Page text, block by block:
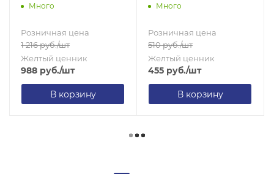
Много
Розничная цена
1 216руб./шт
Желтый ценник
988 руб./шт
В корзину
Много
Розничная цена
510руб./шт
Желтый ценник
455 руб./шт
В корзину